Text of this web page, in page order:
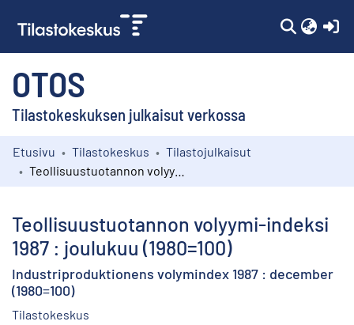
OTOS
Tilastokeskuksen julkaisut verkossa
Kokoelmat
Etusivu Tilastokeskus
Tilastojulkaisut
Teollisuustuotannon volyymi-indeksi
1987 : joulukuu (1980=100)
Industriproduktionens volymindex 1987 : december
(1980=100)
Tilastokeskus